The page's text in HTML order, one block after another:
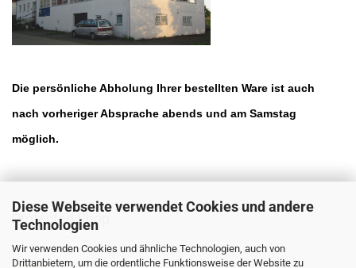
Diese Webseite verwendet Cookies und andere
Technologien
Wir verwenden Cookies und ähnliche Technologien, auch von
Drittanbietern, um die ordentliche Funktionsweise der Website zu
Die persönliche Abholung Ihrer bestellten Ware ist auch
nach vorheriger Absprache abends und am Samstag
möglich.
Protected Shop